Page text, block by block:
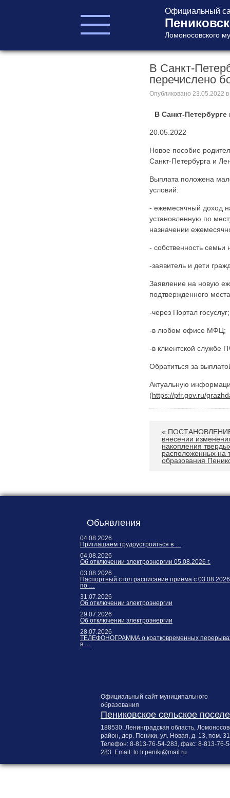
Официальный
Ломоносовского
В Санкт-
перечислено
Опубликовано 23.05.2022
В Санкт-
20.05.2022
Новое пособие
Санкт-Петербурга и
Выплата положена
условий:
- ежемесячный доход
установленную по
назначении
- собственность
-заявитель и дети
Заявление на новую
подтвержденного
-через Портал госуслуг;
-в любом офисе МФЦ;
-в клиентской службе
Обратиться за
Актуальную
(https://pfr.gov.ru/
«
внесении
накопления
расположенных на
образования
Объявления
04.08.2026
Приглашаем трудоустроиться в …
04.08.2026
Об отключении электроэнергии 05.08.2026 г.
03.08.2026
Паспортный стол расписание приема с 03.08.2026
по …
31.07.2026
Об отключении электроэнергии
29.07.2026
Об отключении электроэнергии
28.07.2026
ТЕЛЕФОНОГРАММА о кратковременных
в …
Официальный сайт муниципального
образования
Пениковское сельское
188530, Ленинградская область,
район, дер. Пеники, ул. Новая, д. 13, пом. 31
Телефон: 8-813-76-54-283, факс: 8-813-76-
283. Email: lo.lr.peniki@mail.ru